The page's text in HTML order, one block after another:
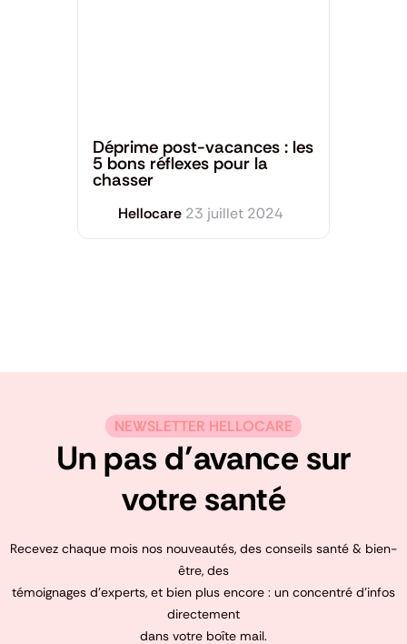
Déprime post-vacances : les
5 bons réflexes pour la
chasser
Hellocare 23 juillet 2024
NEWSLETTER HELLOCARE
Un pas d’avance sur
votre santé
Recevez chaque mois nos nouveautés, des conseils santé & bien-
être, des
témoignages d’experts, et bien plus encore : un concentré d’infos
directement
dans votre boîte mail.